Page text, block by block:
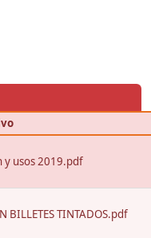
y usos 2019.pdf
BILLETES TINTADOS.pdf